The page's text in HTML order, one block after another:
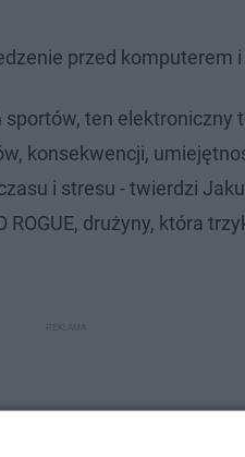
przed komputerem
sportów, ten elektroniczny
konsekwencji,
i stresu - twierdzi
ROGUE, drużyny, która